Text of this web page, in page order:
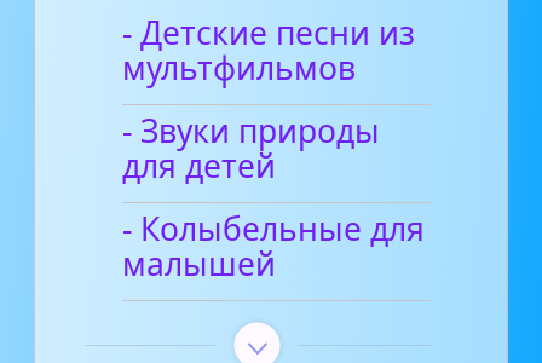
- Детские песни из
мультфильмов
- Звуки природы
для детей
- Колыбельные для
малышей